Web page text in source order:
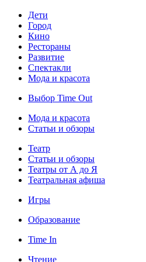
Дети
Город
Кино
Рестораны
Развитие
Спектакли
Мода и красота
Выбор Time Out
Мода и красота
Статьи и обзоры
Театр
Статьи и обзоры
Театры от А до Я
Театральная афиша
Игры
Образование
Time In
Чтение